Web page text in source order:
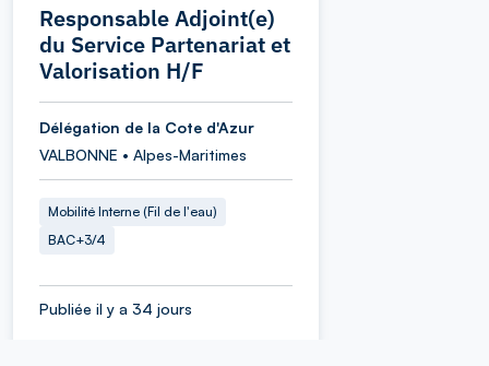
Responsable Adjoint(e)
du Service Partenariat et
Valorisation H/F
Délégation de la Cote d'Azur
VALBONNE • Alpes-Maritimes
Mobilité Interne (Fil de l'eau)
BAC+3/4
Publiée il y a 34 jours